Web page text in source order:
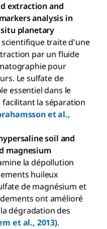
extraction and
analysis in
planetary
scientifique traite d'une
par un fluide
pour
Le sulfate de
essentiel dans le
la séparation
et al.,
soil and
magnesium
la dépollution
huileux
de magnésium et
ont amélioré
dégradation des
et al., 2013).